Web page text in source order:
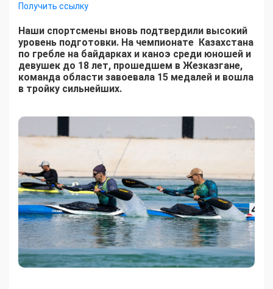
Получить ссылку
Наши спортсмены вновь подтвердили высокий
уровень подготовки. На чемпионате Казахстана
по гребле на байдарках и каноэ среди юношей и
девушек до 18 лет, прошедшем в Жезказгане,
команда области завоевала 15 медалей и вошла
в тройку сильнейших.